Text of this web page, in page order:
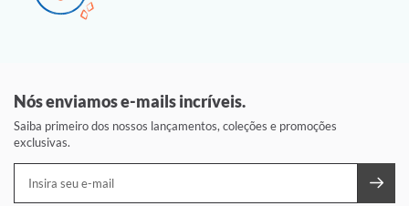
Nós enviamos e-mails incríveis.
Saiba primeiro dos nossos lançamentos, coleções e promoções
exclusivas.